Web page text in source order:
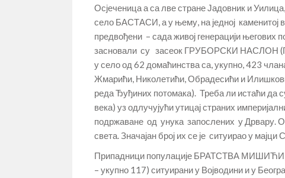
Осјеченица а са лве стране Јадовник и
село БАСТАСИ, а у њему, на једној
предвођени – сада живој генерацији
засновали су засеок ГРУБОРСКИ НАСЛОН
у село од 62 домаћинства са, укупно, 423
Жмарићи, Николетићи, Обрадесићи и
реда Ђуђиних потомака). Треба ли истаћи да
века) уз одлучујући утицај страних
подржаване од унука запослених у
света. Значајан број их се је ситуирао у
Припадници популације БРАТСТВА МИШИЋИ,
– укупно 117) ситуирани у Војводини и у